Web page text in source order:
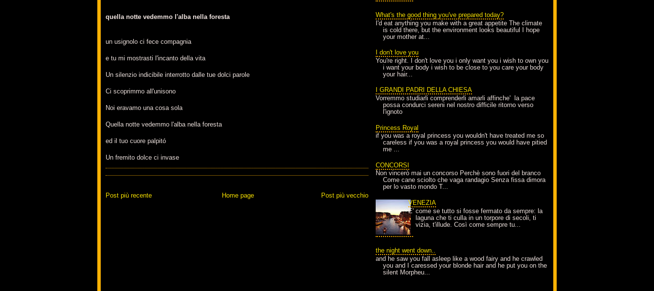
quella notte vedemmo l'alba nella foresta
un usignolo ci fece compagnia
e tu mi mostrasti l'incanto della vita
Un silenzio indicibile interrotto dalle tue dolci parole
Ci scoprimmo all'unisono
Noi eravamo una cosa sola
Quella notte vedemmo l'alba nella foresta
ed il tuo cuore palpitó
Un fremito dolce ci invase
Post più recente Post più vecchio
Home page
What's the good thing you've prepared today?
I'd eat anything you make with a great appetite The climate
is cold there, but the environment looks beautiful I hope
your mother at...
I don't love you
You're right. I don't love you i only want you i wish to own you
i want your body i wish to be close to you care your body
your hair...
I GRANDI PADRI DELLA CHIESA
Vorremmo studiarli comprenderli amarli affinche' la pace
possa condurci sereni nel nostro difficile ritorno verso
l'ignoto
Princess Royal
if you was a royal princess you wouldn't have treated me so
careless if you was a royal princess you would have pitied
me ...
CONCORSI
Non vincerò mai un concorso Perchè sono fuori del branco
Come cane sciolto che vaga randagio Senza fissa dimora
per lo vasto mondo T...
VENEZIA
E' come se tutto si fosse fermato da sempre: la
laguna che ti culla in un torpore di secoli, ti
vizia, t'illude. Così come sempre tu...
the night went down..
and he saw you fall asleep like a wood fairy and he crawled
you and I caressed your blonde hair and he put you on the
silent Morpheu...